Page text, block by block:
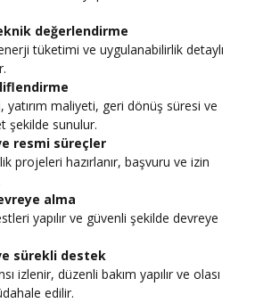
değerlendirme
tüketimi ve uygulanabilirlik detaylı
maliyeti, geri dönüş süresi ve
şekilde sunulur.
resmi süreçler
projeleri hazırlanır, başvuru ve izin
alma
yapılır ve güvenli şekilde devreye
sürekli destek
izlenir, düzenli bakım yapılır ve olası
edilir.